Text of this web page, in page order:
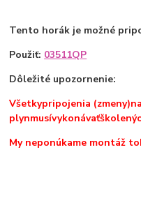
Tento horák je možné
Použiť: 03511QP
Dôležité upozornenie:
Všetkypripojenia (zmeny)
plynmusívykonávaťškolený
My neponúkame montáž